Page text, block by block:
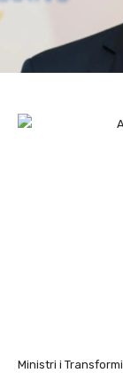
Ministri i